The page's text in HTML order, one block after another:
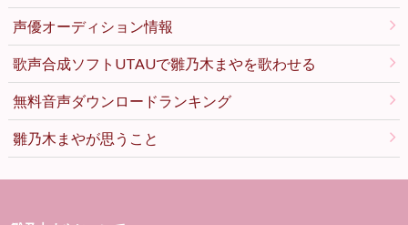
声優オーディション情報
歌声合成ソフトUTAUで雛乃木まやを歌わせる
無料音声ダウンロードランキング
雛乃木まやが思うこと